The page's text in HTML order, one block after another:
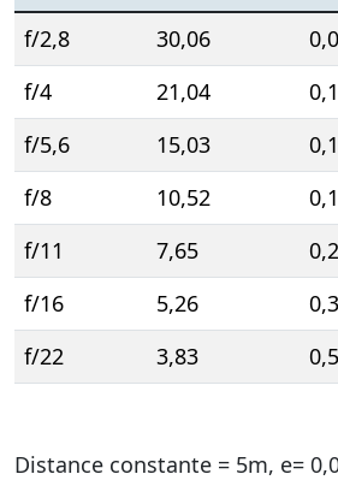
f/2,8
30,06
f/4
21,04
f/5,6
15,03
f/8
10,52
f/11
7,65
f/16
5,26
f/22
3,83
Distance constante = 5m, e=